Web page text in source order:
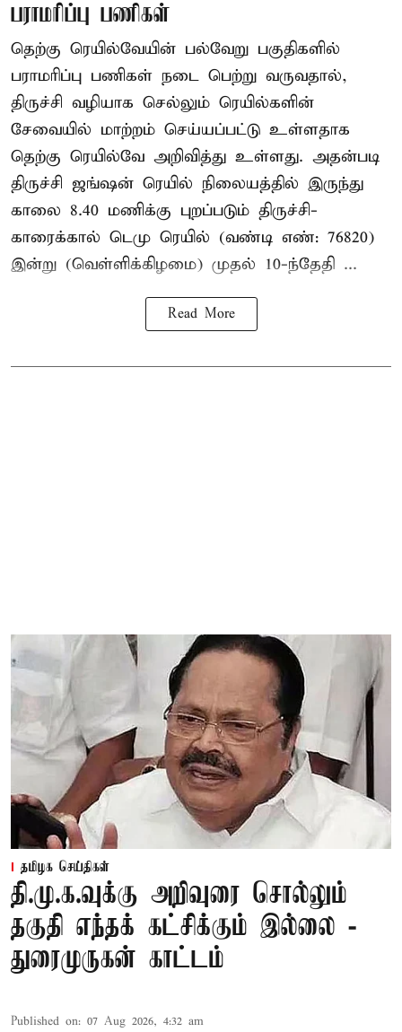
பராமரிப்பு பணிகள்
தெற்கு ரெயில்வேயின் பல்வேறு பகுதிகளில்
பராமரிப்பு பணிகள் நடை பெற்று வருவதால்,
திருச்சி வழியாக செல்லும் ரெயில்களின்
சேவையில் மாற்றம் செய்யப்பட்டு உள்ளதாக
தெற்கு ரெயில்வே அறிவித்து உள்ளது. அதன்படி
திருச்சி ஜங்ஷன் ரெயில் நிலையத்தில் இருந்து
காலை 8.40 மணிக்கு புறப்படும் திருச்சி-
காரைக்கால் டெமு ரெயில் (வண்டி எண்: 76820)
இன்று (வெள்ளிக்கிழமை) முதல் 10-ந்தேதி ...
Read More
தமிழக செய்திகள்
தி.மு.க.வுக்கு அறிவுரை சொல்லும்
தகுதி எந்தக் கட்சிக்கும் இல்லை -
துரைமுருகன் காட்டம்
Published on: 07 Aug 2026, 4:32 am